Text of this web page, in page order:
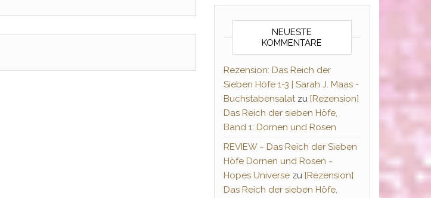
NEUESTE
KOMMENTARE
Rezension: Das Reich der
Sieben Höfe 1-3 | Sarah J. Maas -
Buchstabensalatzu [Rezension]
Das Reich der sieben Höfe,
Band 1: Dornen und Rosen
REVIEW ~ Das Reich der Sieben
Höfe Dornen und Rosen ~
Hopes Universezu [Rezension]
Das Reich der sieben Höfe,